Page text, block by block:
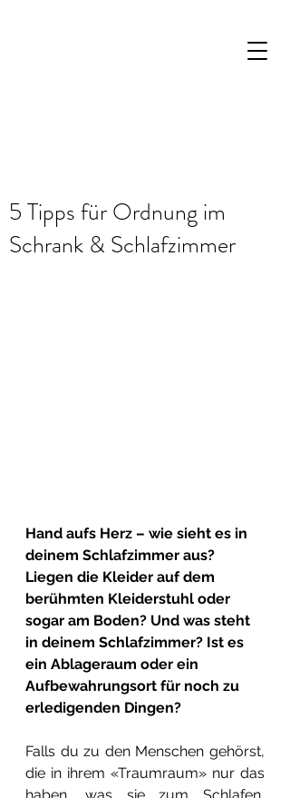
5 Tipps für Ordnung im
Schrank & Schlafzimmer
Hand aufs Herz – wie sieht es in
deinem Schlafzimmer aus?
Liegen die Kleider auf dem
berühmten Kleiderstuhl oder
sogar am Boden? Und was steht
in deinem Schlafzimmer? Ist es
ein Ablageraum oder ein
Aufbewahrungsort für noch zu
erledigenden Dingen?
Falls du zu den Menschen gehörst,
die in ihrem «Traumraum» nur das